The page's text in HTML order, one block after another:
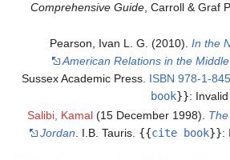
Comprehensive Guide, Carroll & Graf
Pearson, Ivan L. G. (2010). In the
American Relations in the
Sussex Academic Press. ISBN 978-1-
book}}: Invalid
Salibi, Kamal(15 December 1998).
Jordan . I.B. Tauris. {{cite book}}: